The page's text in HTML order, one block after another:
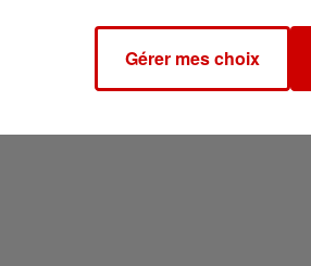
Gérer mes choix